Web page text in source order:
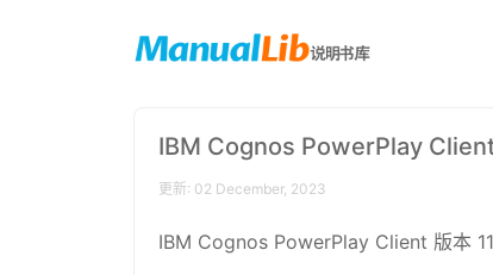
IBM Cognos PowerPlay
更新: 02 December, 2023
IBM Cognos PowerPlay Client 版本